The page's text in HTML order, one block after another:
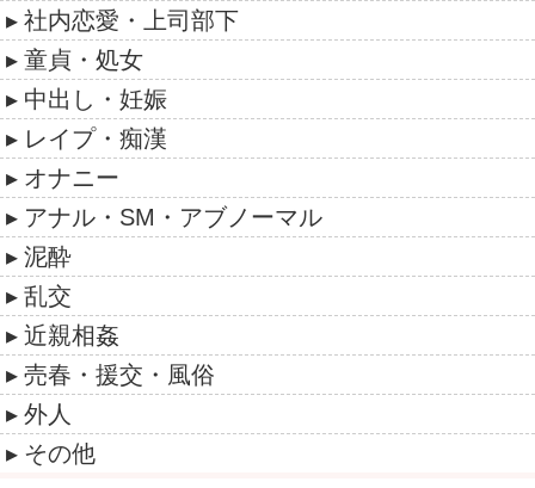
社内恋愛・上司部下
童貞・処女
中出し・妊娠
レイプ・痴漢
オナニー
アナル・SM・アブノーマル
泥酔
乱交
近親相姦
売春・援交・風俗
外人
その他